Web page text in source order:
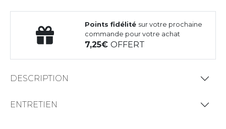
Points fidélité sur votre prochaine
commande pour votre achat
7,25OFFERT
DESCRIPTION
ENTRETIEN